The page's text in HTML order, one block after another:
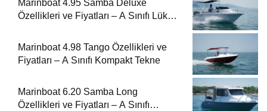
Marinboat 4.95 Samba Deluxe
Özellikleri ve Fiyatları – A Sınıfı Lüks
Marinboat 4.98 Tango Özellikleri ve
Fiyatları – A Sınıfı Kompakt Tekne
Marinboat 6.20 Samba Long
Özellikleri ve Fiyatları – A Sınıfı